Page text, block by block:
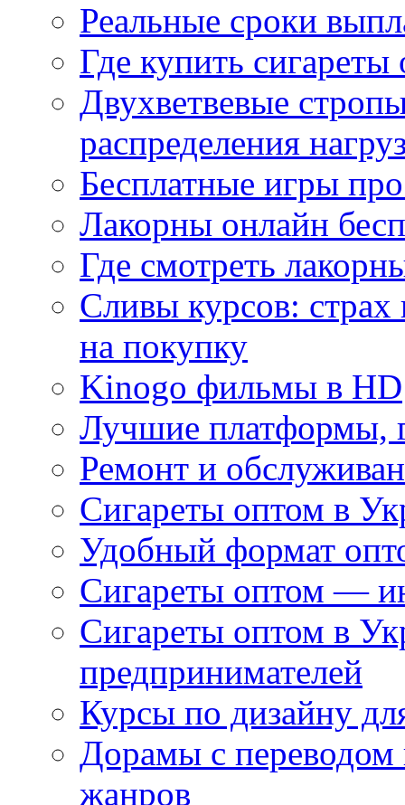
Реальные сроки
Где купить
Двухветвевые
распределения
Бесплатные игры
Лакорны онлайн
Где смотреть
Сливы курсов:
на покупку
Kinogo фильмы в HD
Лучшие платформы,
Ремонт и
Сигареты оптом в
Удобный формат
Сигареты оптом —
Сигареты оптом в
предпринимателей
Курсы по дизайну
Дорамы с переводом
жанров